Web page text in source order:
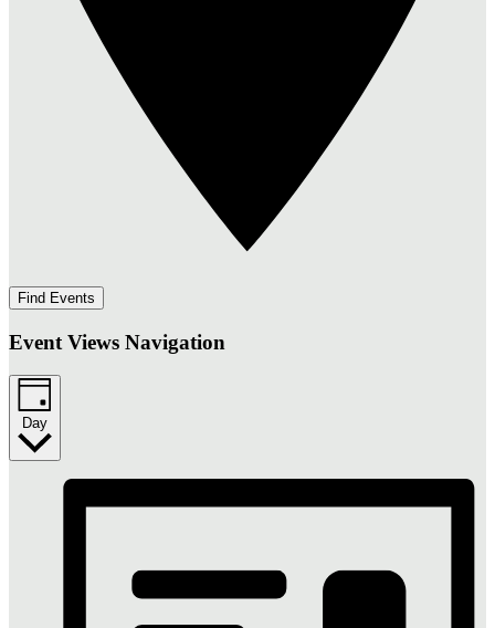
Find Events
Event Views Navigation
Day